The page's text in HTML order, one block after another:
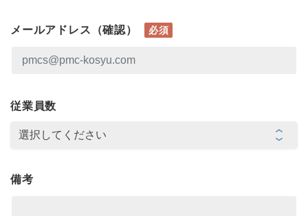
メールアドレス（確認） 必須
従業員数
備考